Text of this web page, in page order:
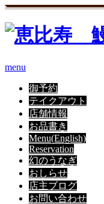
menu
御予約
テイクアウト
店舗情報
お品書き
Menu(English)
Reservation
幻のうなぎ
おしらせ
店主ブログ
お問い合わせ